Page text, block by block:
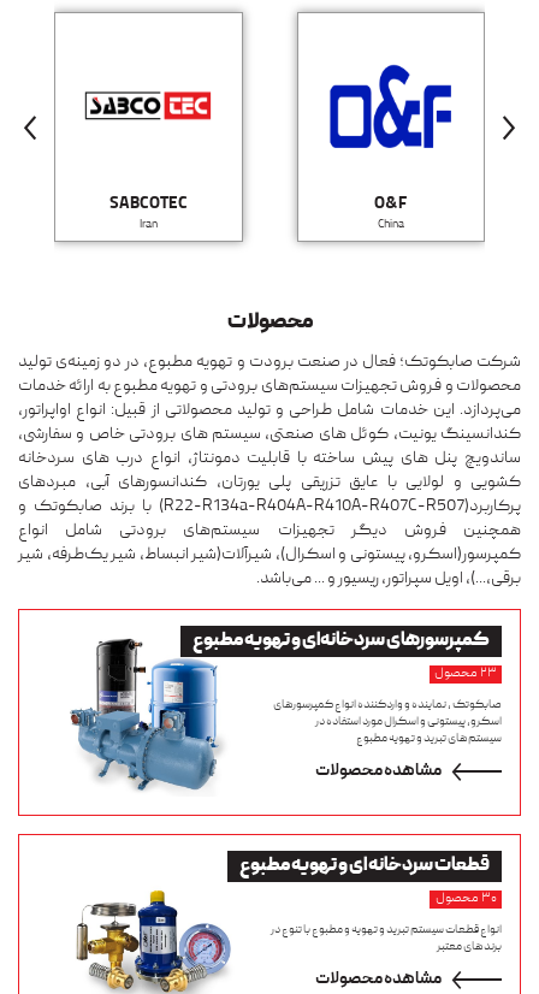
O&F
China
SABCOTEC
Iran
محصولات
شرکت صابکوتک؛ فعال در صنعت برودت و تهویه مطبوع، در دو زمینه‌ی تولید
محصولات و فروش تجهیزات سیستم‌های برودتی و تهویه مطبوع به ارائه خدمات
می‌پردازد. این خدمات شامل طراحی و تولید محصولاتی از قبیل: انواع اواپراتور،
کندانسینگ یونیت، کوئل های صنعتی، سیستم های برودتی خاص و سفارشی،
ساندویچ پنل های پیش ساخته با قابلیت دمونتاژ، انواع درب های سردخانه
کشویی و لولایی با عایق تزریقی پلی یورتان، کندانسورهای آبی، مبردهای
پرکاربرد(R22-R134a-R404A-R410A-R407C-R507) با برند صابکوتک و
همچنین فروش دیگر تجهیزات سیستم‌های برودتی شامل انواع
کمپرسور(اسکرو، پیستونی و اسکرال)، شیرآلات(شیر انبساط، شیر یک‌طرفه، شیر
برقی،...)، اویل سپراتور، ریسیور و ... می‌‌باشد.
کمپرسورهای سردخانه‌ای و تهویه مطبوع
۲۳ محصول
صابکوتک ، نماینده و واردکننده انواع کمپرسورهای
اسکرو، پیستونی و اسکرال مورد استفاده در
سیستم‌های تبرید و تهویه مطبوع
مشاهده محصولات
قطعات سردخانه ای و تهویه مطبوع
۳۰ محصول
انواع قطعات سیستم تبرید و تهویه و مطبوع با تنوع در
برندهای معتبر
مشاهده محصولات